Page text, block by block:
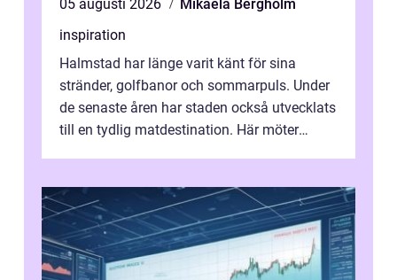
05 augusti 2026
Mikaela Bergholm
inspiration
Halmstad har länge varit känt för sina
stränder, golfbanor och sommarpuls. Under
de senaste åren har staden också utvecklats
till en tydlig matdestination. Här möter